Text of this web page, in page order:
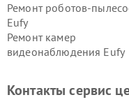
Ремонт роботов-
Eufy
Ремонт камер
видеонаблюдения Eufy
Контакты сервис